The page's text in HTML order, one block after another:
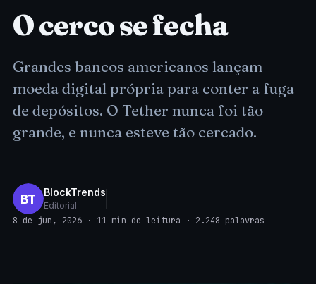
O cerco se fecha
Grandes bancos americanos lançam
moeda digital própria para conter a fuga
de depósitos. O Tether nunca foi tão
grande, e nunca esteve tão cercado.
BT
BlockTrends
Editorial
8 de jun, 2026 · 11 min de leitura · 2.248 palavras